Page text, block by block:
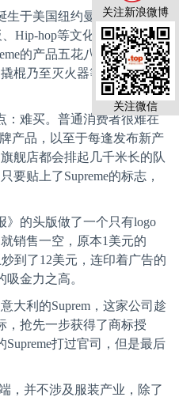
关注新浪微博
关注微信
生于美国纽约曼哈顿，由
Hip-hop等文化并以滑板为
的产品五花八门，除了服
棍乃至灭火器等画风奇特的
：难买。普通消费者很难在
产品，以至于每逢发布新产
舰店都会排起几千米长的队
要贴上了Supreme的标志，
》的头版做了一个只有logo
销售一空，原本1美元的
到了12美元，连印着广告的
吸金力之高。
大利的Suprem，这家公司趁
，抢先一步获得了商标授
Supreme打过官司，但是最后
，并不涉及服装产业，除了